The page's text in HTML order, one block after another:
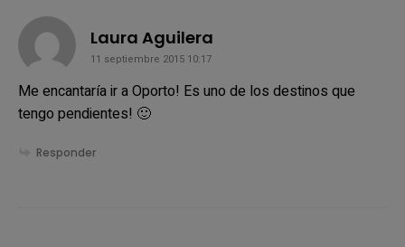
Laura Aguilera
11 septiembre 2015 10:17
Me encantaría ir a Oporto! Es uno de los destinos que
tengo pendientes! 🙂
Responder